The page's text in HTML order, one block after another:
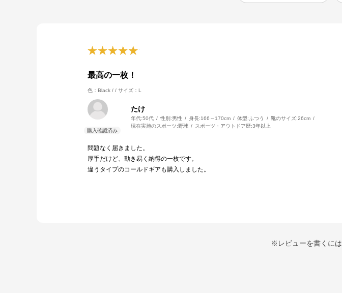
最高の一枚！
色：Black / / サイズ：L
たけ
年代:50代 性別:男性 身長:166～170cm 体型: ふつう 靴のサイズ:26cm
現在実施のスポーツ:野球 スポーツ・アウトドア歴:3年以上
問題なく届きました。
厚手だけど、動き易く納得の一枚です。
違うタイプのコールドギアも購入しました。
※レビューを書くには